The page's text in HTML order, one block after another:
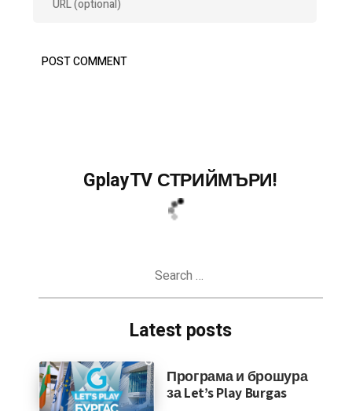
GplayTV СТРИЙМЪРИ!
Latest posts
Програма и брошура
за Let’s Play Burgas